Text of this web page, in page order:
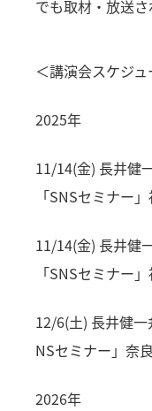
でも取材・放送さ
＜講演会スケジュ
2025年
11/14(金) 長井健
「SNSセミナー
11/14(金) 長井健
「SNSセミナー
12/6(土) 長井健
NSセミナー」奈
2026年